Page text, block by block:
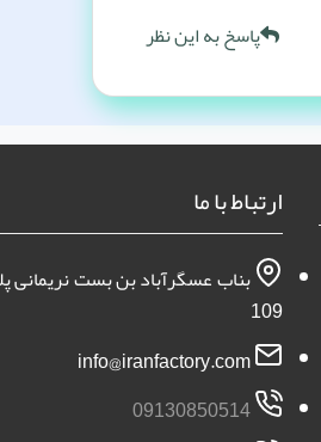
پاسخ به این نظر
ارتباط با ما
بناب عسگرآباد بن بست نریمانی
109
09130850514